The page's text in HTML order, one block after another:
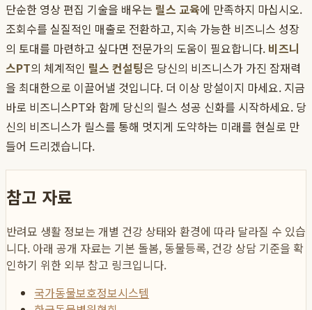
단순한 영상 편집 기술을 배우는 릴스 교육에 만족하지 마십시오.
조회수를 실질적인 매출로 전환하고, 지속 가능한 비즈니스 성장
의 토대를 마련하고 싶다면 전문가의 도움이 필요합니다. 비즈니
스PT의 체계적인 릴스 컨설팅은 당신의 비즈니스가 가진 잠재력
을 최대한으로 이끌어낼 것입니다. 더 이상 망설이지 마세요. 지금
바로 비즈니스PT와 함께 당신의 릴스 성공 신화를 시작하세요. 당
신의 비즈니스가 릴스를 통해 멋지게 도약하는 미래를 현실로 만
들어 드리겠습니다.
참고 자료
반려묘 생활 정보는 개별 건강 상태와 환경에 따라 달라질 수 있습
니다. 아래 공개 자료는 기본 돌봄, 동물등록, 건강 상담 기준을 확
인하기 위한 외부 참고 링크입니다.
국가동물보호정보시스템